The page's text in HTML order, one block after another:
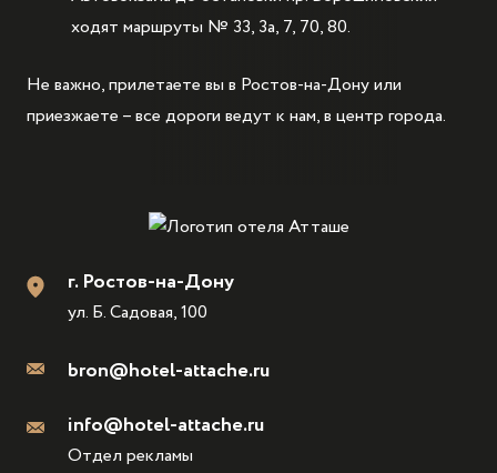
ходят маршруты № 33, 3а, 7, 70, 80.
Не важно, прилетаете вы в Ростов-на-Дону или
приезжаете – все дороги ведут к нам, в центр города.
г. Ростов-на-Дону
ул. Б. Садовая, 100
bron@hotel-attache.ru
info@hotel-attache.ru
Отдел рекламы